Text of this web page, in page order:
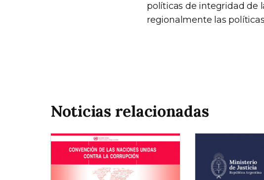
políticas de integridad de
regionalmente las
Noticias relacionadas